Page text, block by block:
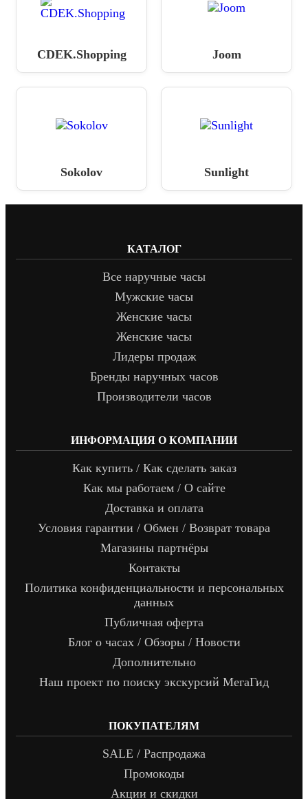
CDEK.Shopping Joom
Sokolov Sunlight
КАТАЛОГ
Все наручные часы
Мужские часы
Женские часы
Женские часы
Лидеры продаж
Бренды наручных часов
Производители часов
ИНФОРМАЦИЯ О КОМПАНИИ
Как купить / Как сделать заказ
Как мы работаем / О сайте
Доставка и оплата
Условия гарантии / Обмен / Возврат товара
Магазины партнёры
Контакты
Политика конфиденциальности и персональных
данных
Публичная оферта
Блог о часах / Обзоры / Новости
Дополнительно
Наш проект по поиску экскурсий МегаГид
ПОКУПАТЕЛЯМ
SALE / Распродажа
Промокоды
Акции и скидки